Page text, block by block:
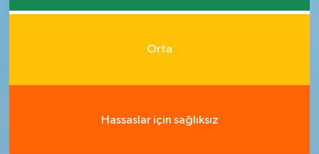
Orta
Hassaslar için sağlıksız